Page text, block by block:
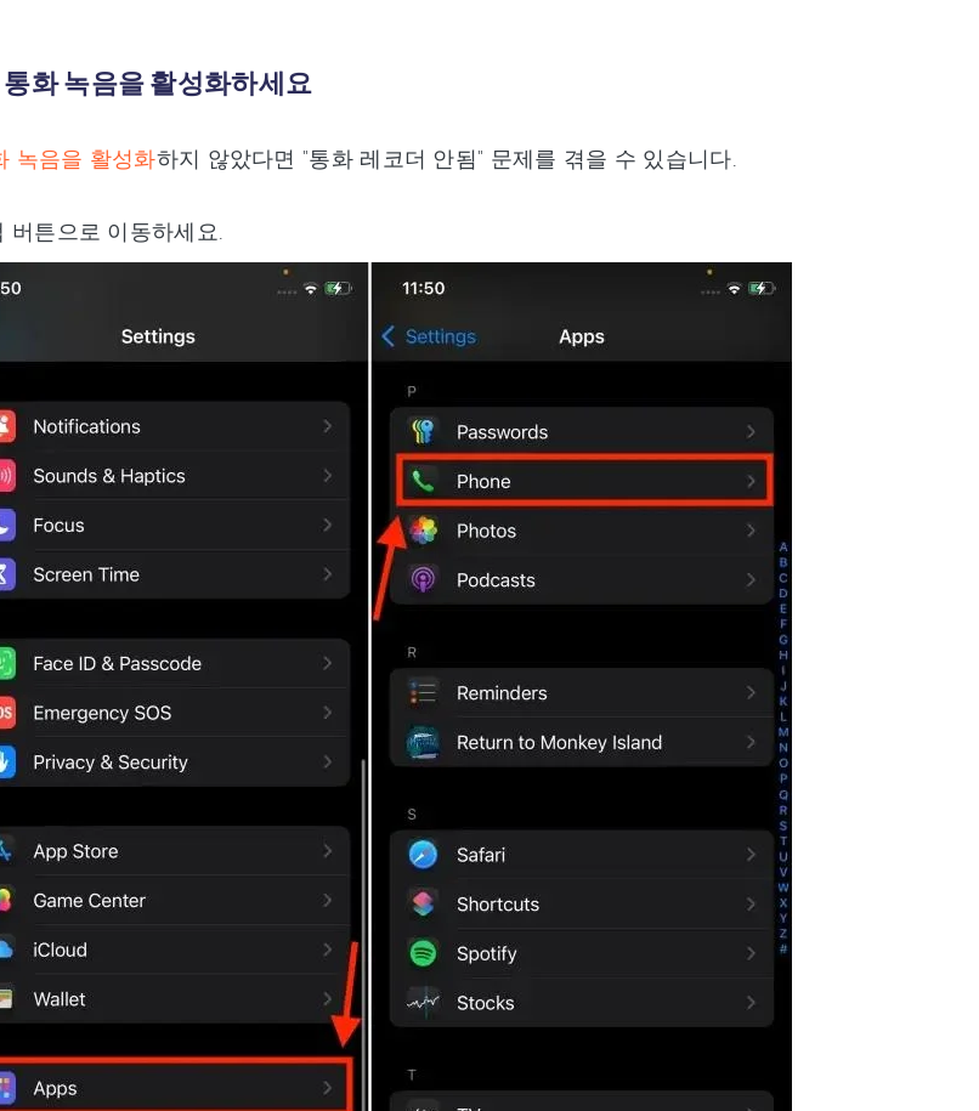
화 녹음을 활성화하세요
녹음을 활성화하지 않았다면 "통화 레코더 안됨" 문제를 겪을 수 있습니다.
튼으로 이동하세요.